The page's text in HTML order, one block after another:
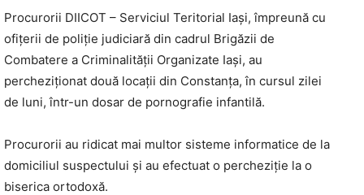
Procurorii DIICOT – Serviciul Teritorial Iaşi, împreună cu
ofiţerii de poliţie judiciară din cadrul Brigăzii de
Combatere a Criminalităţii Organizate Iaşi, au
percheziţionat două locaţii din Constanţa, în cursul zilei
de luni, într-un dosar de pornografie infantilă.
Procurorii au ridicat mai multor sisteme informatice de la
domiciliul suspectului şi au efectuat o percheziţie la o
biserica ortodoxă.